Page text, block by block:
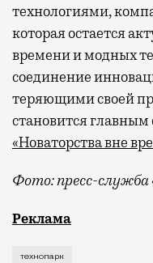
технологиями,
которая остается
времени и модных
соединение
теряющими своей
становится
«Новаторства вне
Фото: пресс-служба
Рекламные
Реклама
технопарк